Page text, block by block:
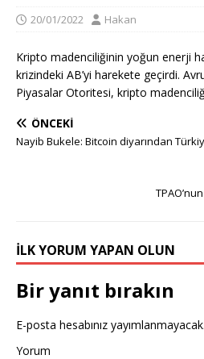
20/01/2022 Hakan
Kripto madenciliğinin yoğun enerji
krizindeki AB’yi harekete geçirdi.
Piyasalar Otoritesi, kripto
ÖNCEKI
Nayib Bukele: Bitcoin diyarından
İLK YORUM YAPAN OLUN
Bir yanıt bırakın
E-posta hesabınız yayımlanmayacak.
Yorum